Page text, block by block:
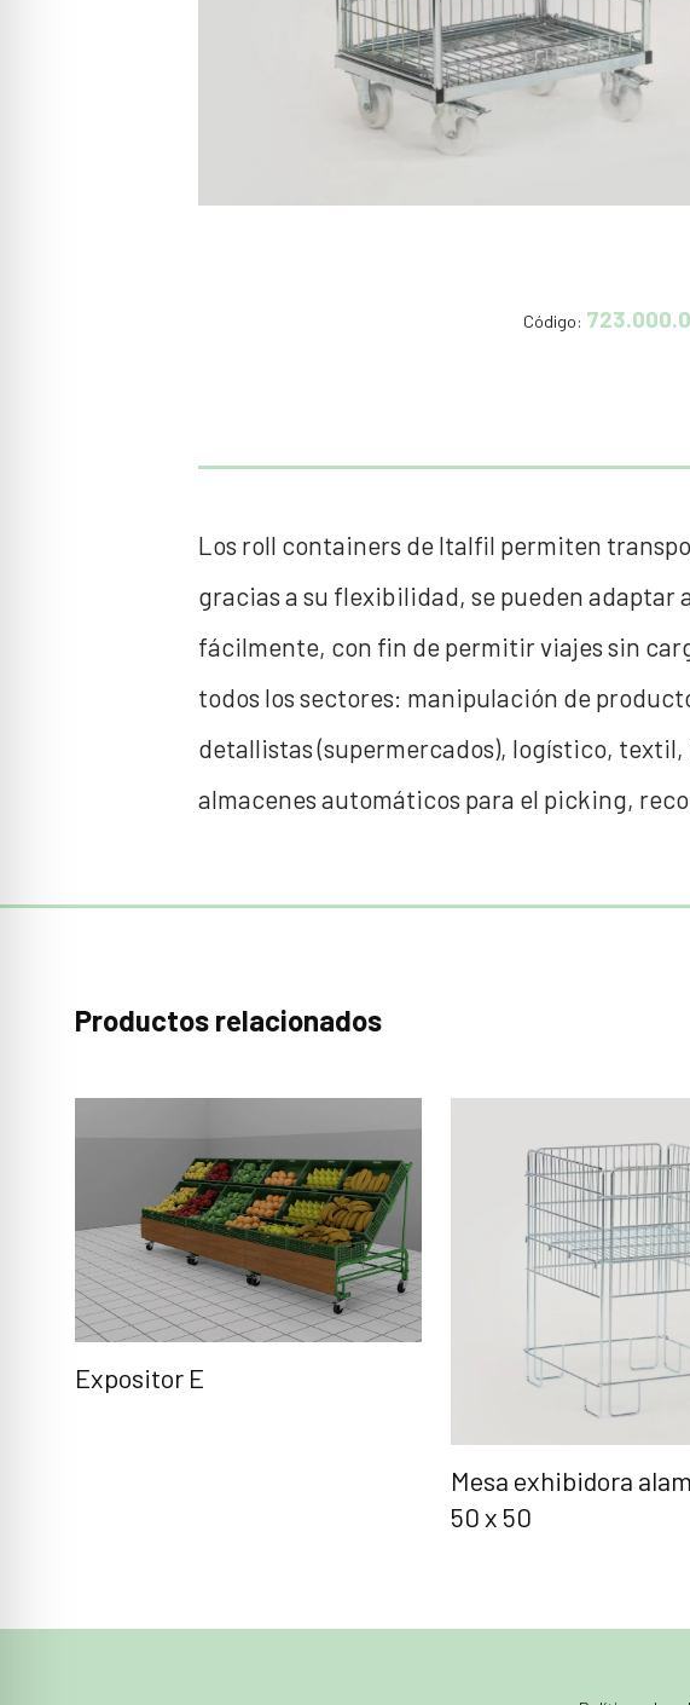
Código:
Los roll containers de Italfil permiten
gracias a su flexibilidad, se pueden adaptar
fácilmente, con fin de permitir viajes sin
todos los sectores: manipulación de
detallistas (supermercados), logístico,
almacenes automáticos para el picking,
Productos relacionados
Expositor E
Mesa exhibidora
50 x 50